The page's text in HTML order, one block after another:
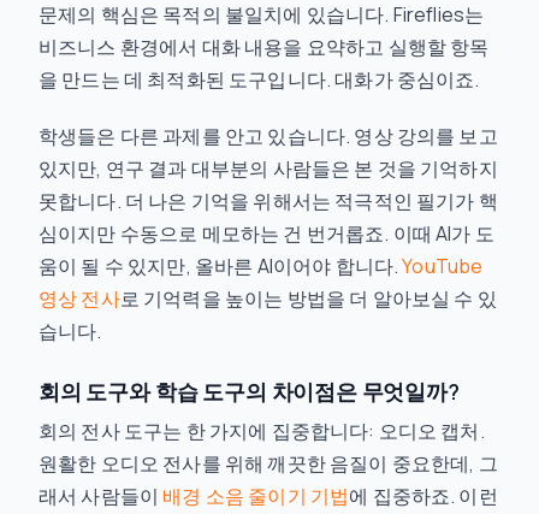
문제의 핵심은 목적의 불일치에 있습니다. Fireflies는
비즈니스 환경에서 대화 내용을 요약하고 실행할 항목
을 만드는 데 최적화된 도구입니다. 대화가 중심이죠.
학생들은 다른 과제를 안고 있습니다. 영상 강의를 보고
있지만, 연구 결과 대부분의 사람들은 본 것을 기억하지
못합니다. 더 나은 기억을 위해서는 적극적인 필기가 핵
심이지만 수동으로 메모하는 건 번거롭죠. 이때 AI가 도
움이 될 수 있지만, 올바른 AI이어야 합니다.YouTube
영상 전사로 기억력을 높이는 방법을 더 알아보실 수 있
습니다.
회의 도구와 학습 도구의 차이점은 무엇일까?
회의 전사 도구는 한 가지에 집중합니다: 오디오 캡처.
원활한 오디오 전사를 위해 깨끗한 음질이 중요한데, 그
래서 사람들이 배경 소음 줄이기 기법에 집중하죠. 이런